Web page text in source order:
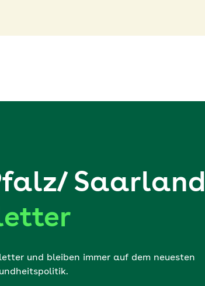
Saarland
und bleiben immer auf dem neuesten